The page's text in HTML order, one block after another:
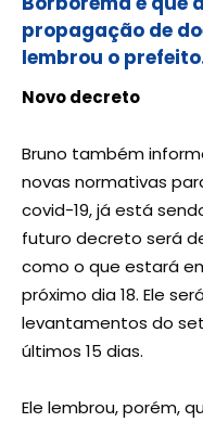
propagação de
lembrou o
Novo decreto
Bruno também
novas normativas
covid-19, já está
futuro decreto será
como o que estará
próximo dia 18. Ele
levantamentos do
últimos 15 dias.
Ele lembrou, porém,